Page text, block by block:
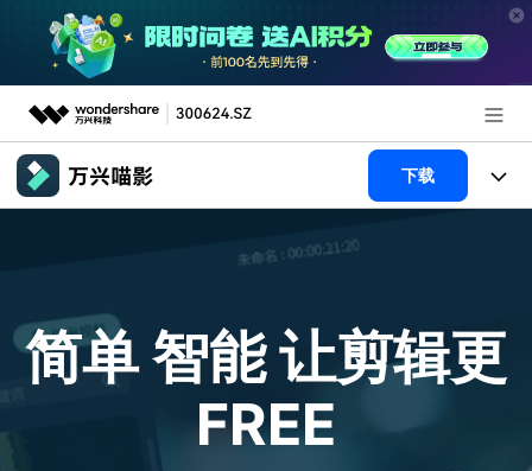
推荐产品
关于万兴
下载
产品功能
视频/照片
解决方案
简单 智能让剪辑更
FREE